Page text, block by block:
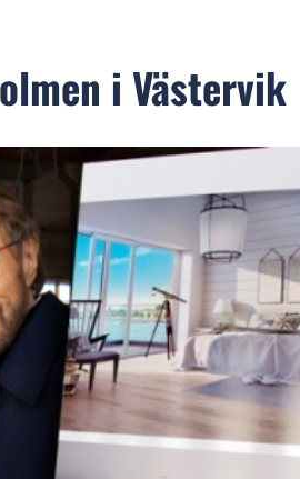
i Västervik